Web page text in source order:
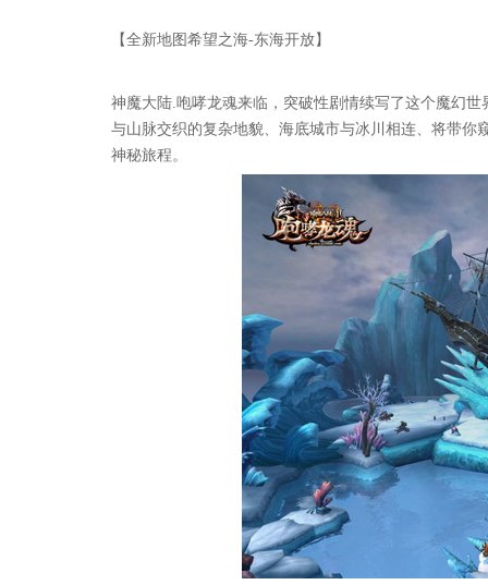
【全新地图希望之海-东海开放】
神魔大陆.咆哮龙魂来临，突破性剧情续写了这个魔幻
与山脉交织的复杂地貌、海底城市与冰川相连、将带
神秘旅程。